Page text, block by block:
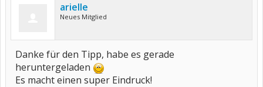
arielle
Neues Mitglied
Danke für den Tipp, habe es gerade
heruntergeladen
Es macht einen super Eindruck!